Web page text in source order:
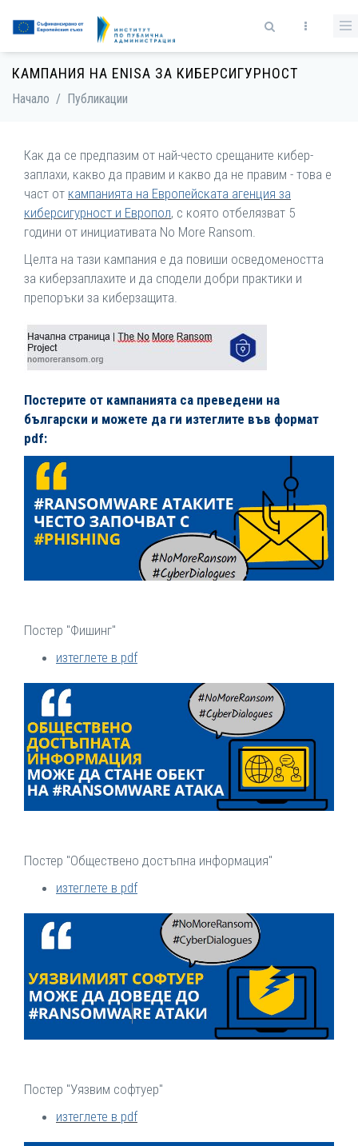
Форма за търсене
КАМПАНИЯ НА ENISA ЗА КИБЕРСИГУРНОСТ
Начало / Публикации
Как да се предпазим от най-често срещаните кибер-
заплахи, какво да правим и какво да не правим - това е
част от кампанията на Европейската агенция за
киберсигурност и Европол, с която отбелязват 5
години от инициативата No More Ransom.
Целта на тази кампания е да повиши осведомеността
за киберзаплахите и да сподели добри практики и
препоръки за киберзащита.
Постерите от кампанията са преведени на
български и можете да ги изтеглите във формат
pdf:
Постер "Фишинг"
изтеглете в pdf
Постер "Обществено достъпна информация"
изтеглете в pdf
Постер "Уязвим софтуер"
изтеглете в pdf